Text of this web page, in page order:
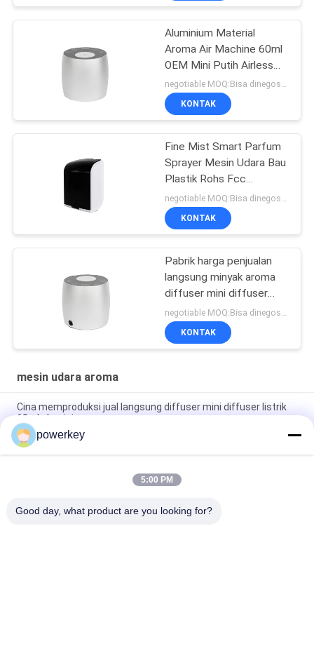
Aluminium Material
Aroma Air Machine 60ml
OEM Mini Putih Airless
Diffuser
negotiable MOQ:Bisa dinegosiasikan
KONTAK
Fine Mist Smart Parfum
Sprayer Mesin Udara Bau
Plastik Rohs Fcc
persetujuan Aroma
negotiable MOQ:Bisa dinegosiasikan
KONTAK
Pabrik harga penjualan
langsung minyak aroma
diffuser mini diffuser
60ml aluminium
KONTAK
mesin udara aroma
Cina memproduksi jual langsung diffuser mini diffuser listrik
60ml aluminium
Pabrik harga penjualan langsung aroma minyak esensial mini
diffuser 60ml aluminium
Mesin Diffuser Minyak Esensial Premium 100ml Aromaterapi
powerkey
5:00 PM
Good day, what product are you looking for?